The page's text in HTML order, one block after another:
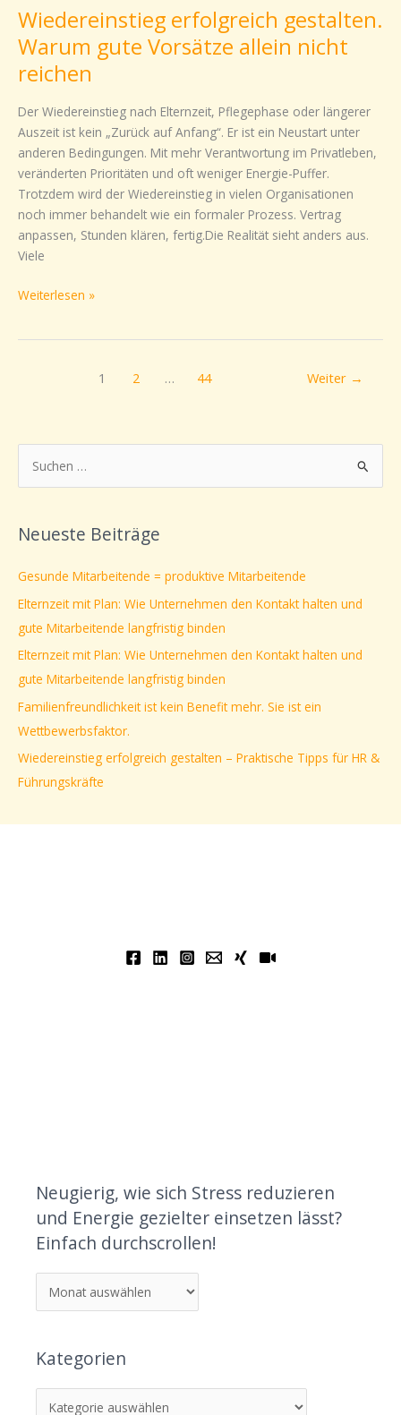
Wiedereinstieg erfolgreich gestalten.
Warum gute Vorsätze allein nicht
reichen
Der Wiedereinstieg nach Elternzeit, Pflegephase oder längerer
Auszeit ist kein „Zurück auf Anfang“. Er ist ein Neustart unter
anderen Bedingungen. Mit mehr Verantwortung im Privatleben,
veränderten Prioritäten und oft weniger Energie-Puffer.
Trotzdem wird der Wiedereinstieg in vielen Organisationen
noch immer behandelt wie ein formaler Prozess. Vertrag
anpassen, Stunden klären, fertig.Die Realität sieht anders aus.
Viele
gestalten.
Warum
gute
Vorsätze
nicht
reichen
Weiterlesen »
1 2 … 44 Weiter →
u
h
n
a
c
h
:
Neueste Beiträge
Gesunde Mitarbeitende = produktive Mitarbeitende
Elternzeit mit Plan: Wie Unternehmen den Kontakt halten und
gute Mitarbeitende langfristig binden
Elternzeit mit Plan: Wie Unternehmen den Kontakt halten und
gute Mitarbeitende langfristig binden
Familienfreundlichkeit ist kein Benefit mehr. Sie ist ein
Wettbewerbsfaktor.
Wiedereinstieg erfolgreich gestalten – Praktische Tipps für HR &
Führungskräfte
Neugierig, wie sich Stress reduzieren
und Energie gezielter einsetzen lässt?
Einfach durchscrollen!
Kategorien